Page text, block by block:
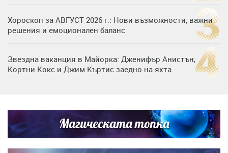
Хороскоп за АВГУСТ 2026 г.: Нови възможности, важни
решения и емоционален баланс
Звездна ваканция в Майорка: Дженифър Анистън,
Кортни Кокс и Джим Къртис заедно на яхта
Братя Аргирови я изненадаха с песен
Дъщерята на Гала - Мари отплава с любимия и двете
си деца на семейна морска приказка
Магическата топка